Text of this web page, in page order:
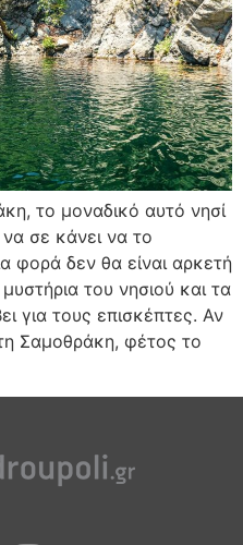
το μοναδικό αυτό νησί
σε κάνει να το
φορά δεν θα είναι αρκετή
του νησιού και τα
για τους επισκέπτες. Αν
Σαμοθράκη, φέτος το